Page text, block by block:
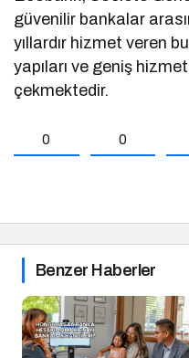
güvenilir bankalar
yıllardır hizmet veren
yapıları ve geniş
çekmektedir.
0 0
Benzer Haberler